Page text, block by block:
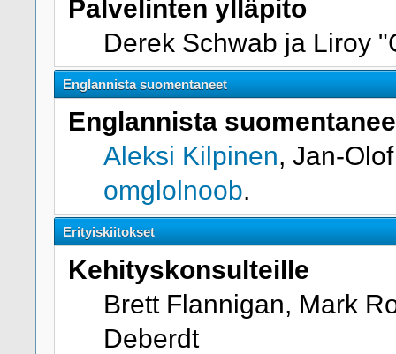
Palvelinten ylläpito
Derek Schwab ja Liroy
Englannista suomentaneet
Englannista
Aleksi Kilpinen, Jan-
omglolnoob.
Erityiskiitokset
Kehityskonsulteille
Brett Flannigan, Mark
Deberdt